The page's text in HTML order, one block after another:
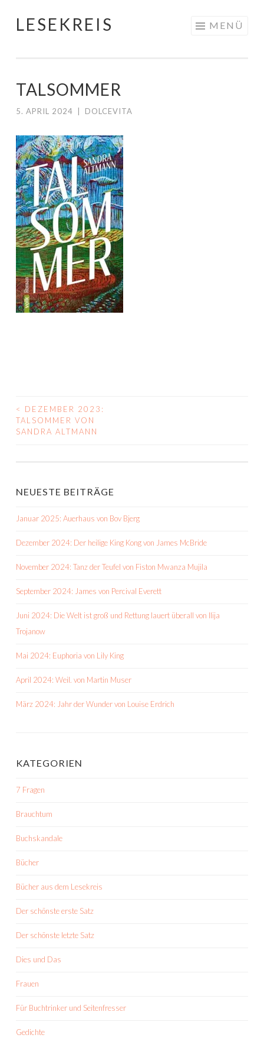
Springe
LESEKREIS MENÜ
TALSOMMER
5. APRIL 2024 DOLCEVITA
BEITRAGS-
NAVIGATION
<
DEZEMBER 2023:
TALSOMMER VON
SANDRA ALTMANN
NEUESTE BEITRÄGE
Januar 2025: Auerhaus von Bov Bjerg
Dezember 2024: Der heilige King Kong von James McBride
November 2024: Tanz der Teufel von Fiston Mwanza Mujila
September 2024: James von Percival Everett
Juni 2024: Die Welt ist groß und Rettung lauert überall von Ilija
Trojanow
Mai 2024: Euphoria von Lily King
April 2024: Weil. von Martin Muser
März 2024: Jahr der Wunder von Louise Erdrich
KATEGORIEN
7 Fragen
Brauchtum
Buchskandale
Bücher
Bücher aus dem Lesekreis
Der schönste erste Satz
Der schönste letzte Satz
Dies und Das
Frauen
Für Buchtrinker und Seitenfresser
Gedichte